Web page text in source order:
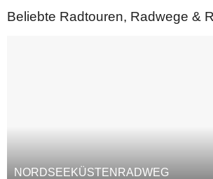
Beliebte Radtouren, Radwege &
NORDSEEKÜSTENRADWEG